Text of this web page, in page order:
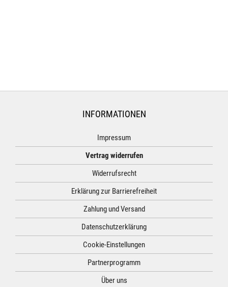
INFORMATIONEN
Impressum
Vertrag widerrufen
Widerrufsrecht
Erklärung zur Barrierefreiheit
Zahlung und Versand
Datenschutzerklärung
Cookie-Einstellungen
Partnerprogramm
Über uns